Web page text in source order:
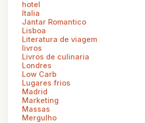
hotel
Italia
Jantar Romantico
Lisboa
Literatura de viagem
livros
Livros de culinaria
Londres
Low Carb
Lugares frios
Madrid
Marketing
Massas
Mergulho